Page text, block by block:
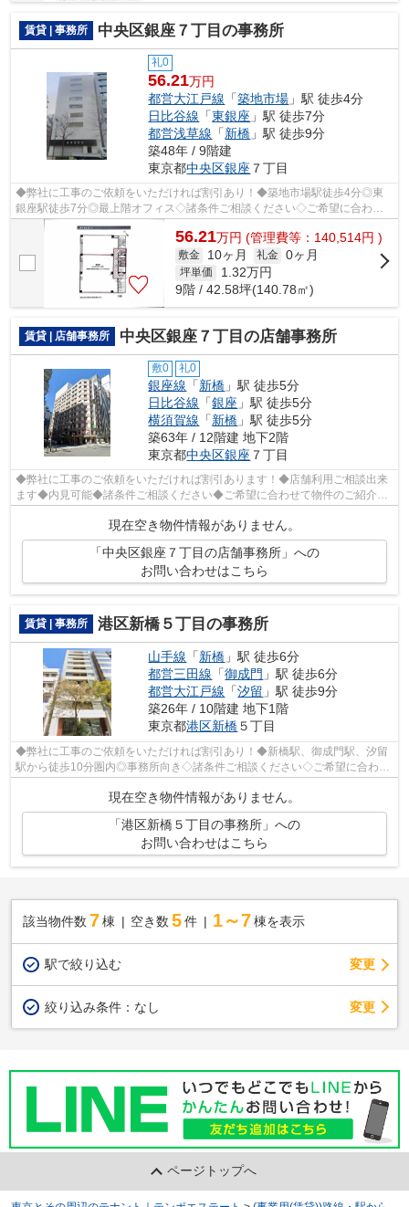
賃貸 | 事務所 中央区銀座７丁目の事務所
礼0
56.21万円
都営大江戸線 「築地市場 」駅 徒歩4分
日比谷線 「東銀座 」駅 徒歩7分
都営浅草線 「新橋 」駅 徒歩9分
築48年 / 9階建
東京都中央区銀座 ７丁目
◆弊社に工事のご依頼をいただければ割引あり！◆築地市場駅徒歩4分◎東
銀座駅徒歩7分◎最上階オフィス◇諸条件ご相談ください◇ご希望に合わせ
て物件のご提案が可能です◇お気軽にお問い合わ...
56.21万円 (管理費等：140,514円 )
敷金 10ヶ月 礼金 0ヶ月
坪単価 1.32万円
9階 / 42.58坪(140.78㎡)
賃貸 | 店舗事務所 中央区銀座７丁目の店舗事務所
敷0 礼0
銀座線 「新橋 」駅 徒歩5分
日比谷線 「銀座 」駅 徒歩5分
横須賀線 「新橋 」駅 徒歩5分
築63年 / 12階建 地下2階
東京都中央区銀座 ７丁目
◆弊社に工事のご依頼をいただければ割引あります！◆店舗利用ご相談出来
ます◆内見可能◆諸条件ご相談ください◆ご希望に合わせて物件のご紹介可
現在空き物件情報がありません。
「中央区銀座７丁目の店舗事務所」への
お問い合わせはこちら
賃貸 | 事務所 港区新橋５丁目の事務所
山手線 「新橋 」駅 徒歩6分
都営三田線 「御成門 」駅 徒歩6分
都営大江戸線 「汐留 」駅 徒歩9分
築26年 / 10階建 地下1階
東京都港区新橋５丁目
◆弊社に工事のご依頼をいただければ割引あり！◆新橋駅、御成門駅、汐留
駅から徒歩10分圏内◎事務所向き◇諸条件ご相談ください◇ご希望に合わせ
て物件のご提案が可能です◇お気軽にお問い...
現在空き物件情報がありません。
「港区新橋５丁目の事務所」への
お問い合わせはこちら
該当物件数 7棟 空き数 5 件 1～7 棟を表示
駅で絞り込む 変更
絞り込み条件： なし 変更
ページトップへ